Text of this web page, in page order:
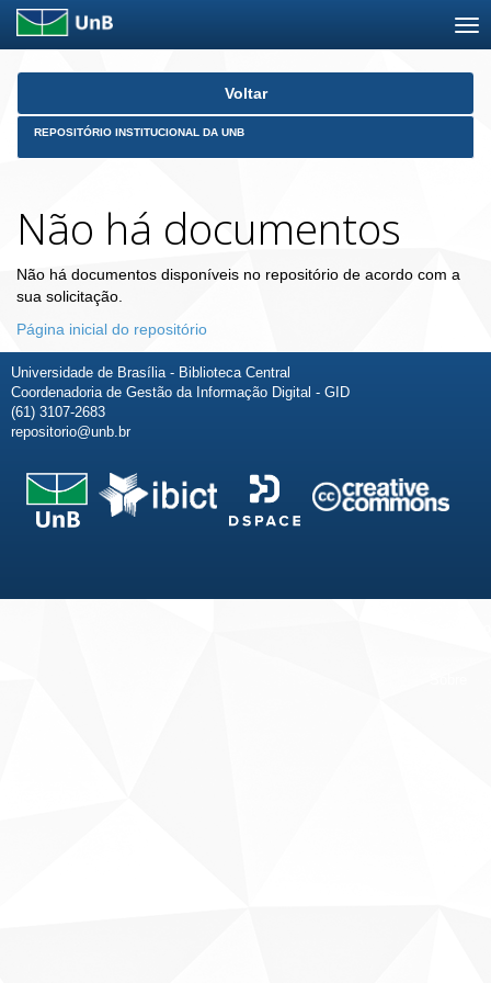
Skip
Voltar
REPOSITÓRIO INSTITUCIONAL DA UNB
Não há documentos
Não há documentos disponíveis no repositório de acordo com a
sua solicitação.
Página inicial do repositório
Universidade de Brasília - Biblioteca Central
Coordenadoria de Gestão da Informação Digital - GID
(61) 3107-2683
repositorio@unb.br